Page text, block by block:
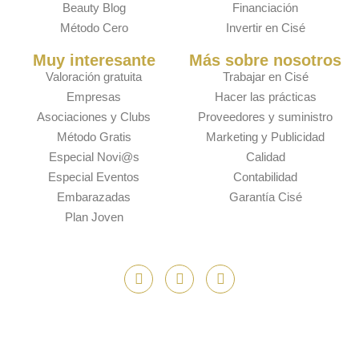
Beauty Blog
Método Cero
Financiación
Invertir en Cisé
Muy interesante
Valoración gratuita
Empresas
Asociaciones y Clubs
Método Gratis
Especial Novi@s
Especial Eventos
Embarazadas
Plan Joven
Más sobre nosotros
Trabajar en Cisé
Hacer las prácticas
Proveedores y suministro
Marketing y Publicidad
Calidad
Contabilidad
Garantía Cisé